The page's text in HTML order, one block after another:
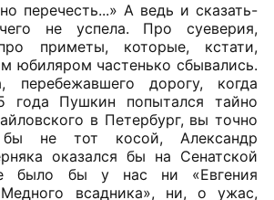
перечесть...» А ведь и сказать-
не успела. Про суеверия,
приметы, которые, кстати,
юбиляром частенько сбывались.
перебежавшего дорогу, когда
года Пушкин попытался тайно
в Петербург, вы точно
не тот косой, Александр
оказался бы на Сенатской
было бы у нас ни «Евгения
всадника», ни, о ужас,